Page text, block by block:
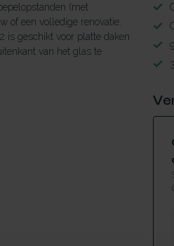
(met
of een volledige renovatie.
is geschikt voor platte daken
van het glas te